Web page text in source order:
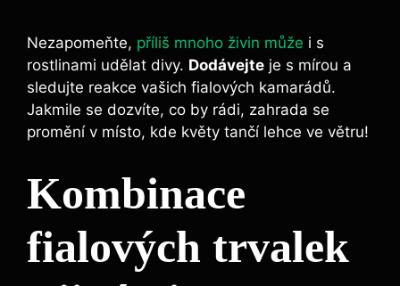
Nezapomeňte, příliš mnoho živin může i s
rostlinami udělat divy. Dodávejte je s mírou ⁢a ​
sledujte reakce vašich fialových kamarádů.
Jakmile se dozvíte, co by rádi, zahrada se
promění v místo,‍ kde květy tančí lehce​ ve větru!
Kombinace
fialových trvalek